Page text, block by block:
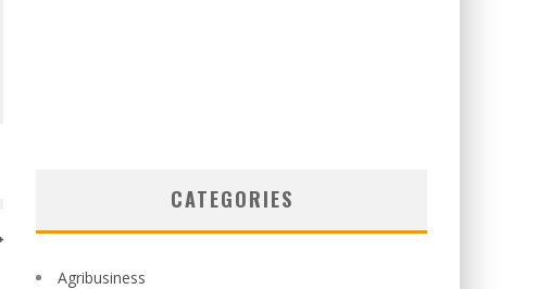
CATEGORIES
Agribusiness